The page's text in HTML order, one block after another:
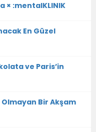
× :mentalKLINIK
En Güzel
ve Paris’in
Olmayan Bir Akşam